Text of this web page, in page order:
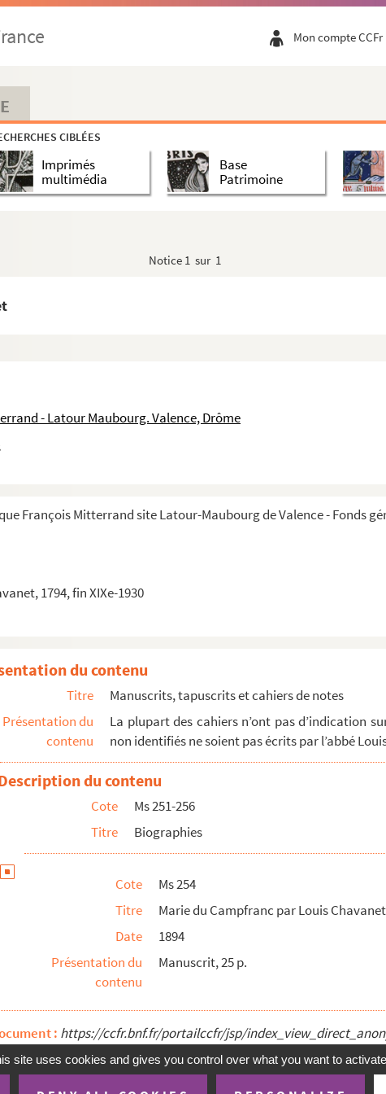
Mon compte CCFr
CIBLÉES
Imprimés
multimédia
Base
Patrimoine
Notice 1 sur 1
- Latour Maubourg. Valence, Drôme
François Mitterrand site Latour-Maubourg de Valence - Fonds
1794, fin XIXe-1930
de la religion protestante à la religion catho...
servir à sa biographie par Louis Chavanet
par Louis Chavanet
Chavanet
Gaspard Balthasar Chrysostome De Gaillard d’Agou...
du contenu
Titre
Manuscrits, tapuscrits et cahiers de notes
Présentation du
contenu
La plupart des cahiers n’ont pas d’indication
non identifiés ne soient pas écrits par l’abbé
du contenu
Cote
Ms 251-256
Titre
Biographies
Cote
Ms 254
Titre
Marie du Campfranc par Louis Chavanet
Date
1894
Présentation du
contenu
Manuscrit, 25 p.
: https://ccfr.bnf.fr/portailccfr/jsp/
site uses cookies and gives you control over what you want to activate